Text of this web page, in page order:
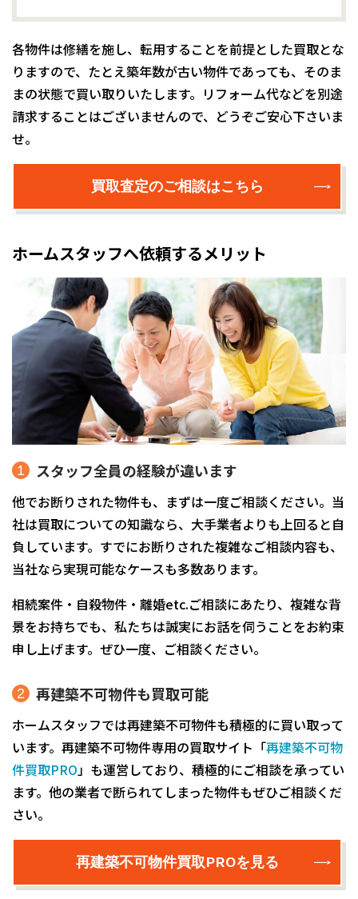
各物件は修繕を施し、転用することを前提とした買取とな
りますので、たとえ築年数が古い物件であっても、そのま
まの状態で買い取りいたします。リフォーム代などを別途
請求することはございませんので、どうぞご安心下さいま
せ。
買取査定のご相談はこちら
ホームスタッフへ依頼するメリット
スタッフ全員の経験が違います
他でお断りされた物件も、まずは一度ご相談ください。当
社は買取についての知識なら、大手業者よりも上回ると自
負しています。すでにお断りされた複雑なご相談内容も、
当社なら実現可能なケースも多数あります。
相続案件・自殺物件・離婚etc.ご相談にあたり、複雑な背
景をお持ちでも、私たちは誠実にお話を伺うことをお約束
申し上げます。ぜひ一度、ご相談ください。
再建築不可物件も買取可能
ホームスタッフでは再建築不可物件も積極的に買い取って
います。再建築不可物件専用の買取サイト「再建築不可物
件買取PRO」も運営しており、積極的にご相談を承ってい
ます。他の業者で断られてしまった物件もぜひご相談くだ
さい。
再建築不可物件買取PROを見る